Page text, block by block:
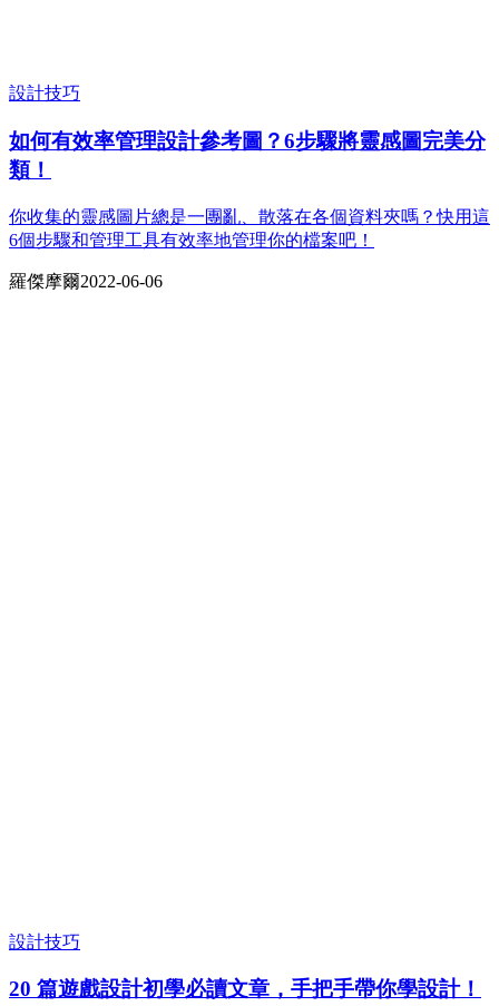
設計技巧
如何有效率管理設計參考圖？6步驟將靈感圖完美分
類！
你收集的靈感圖片總是一團亂、散落在各個資料夾嗎？快用這
6個步驟和管理工具有效率地管理你的檔案吧！
羅傑摩爾2022-06-06
設計技巧
20 篇遊戲設計初學必讀文章，手把手帶你學設計！